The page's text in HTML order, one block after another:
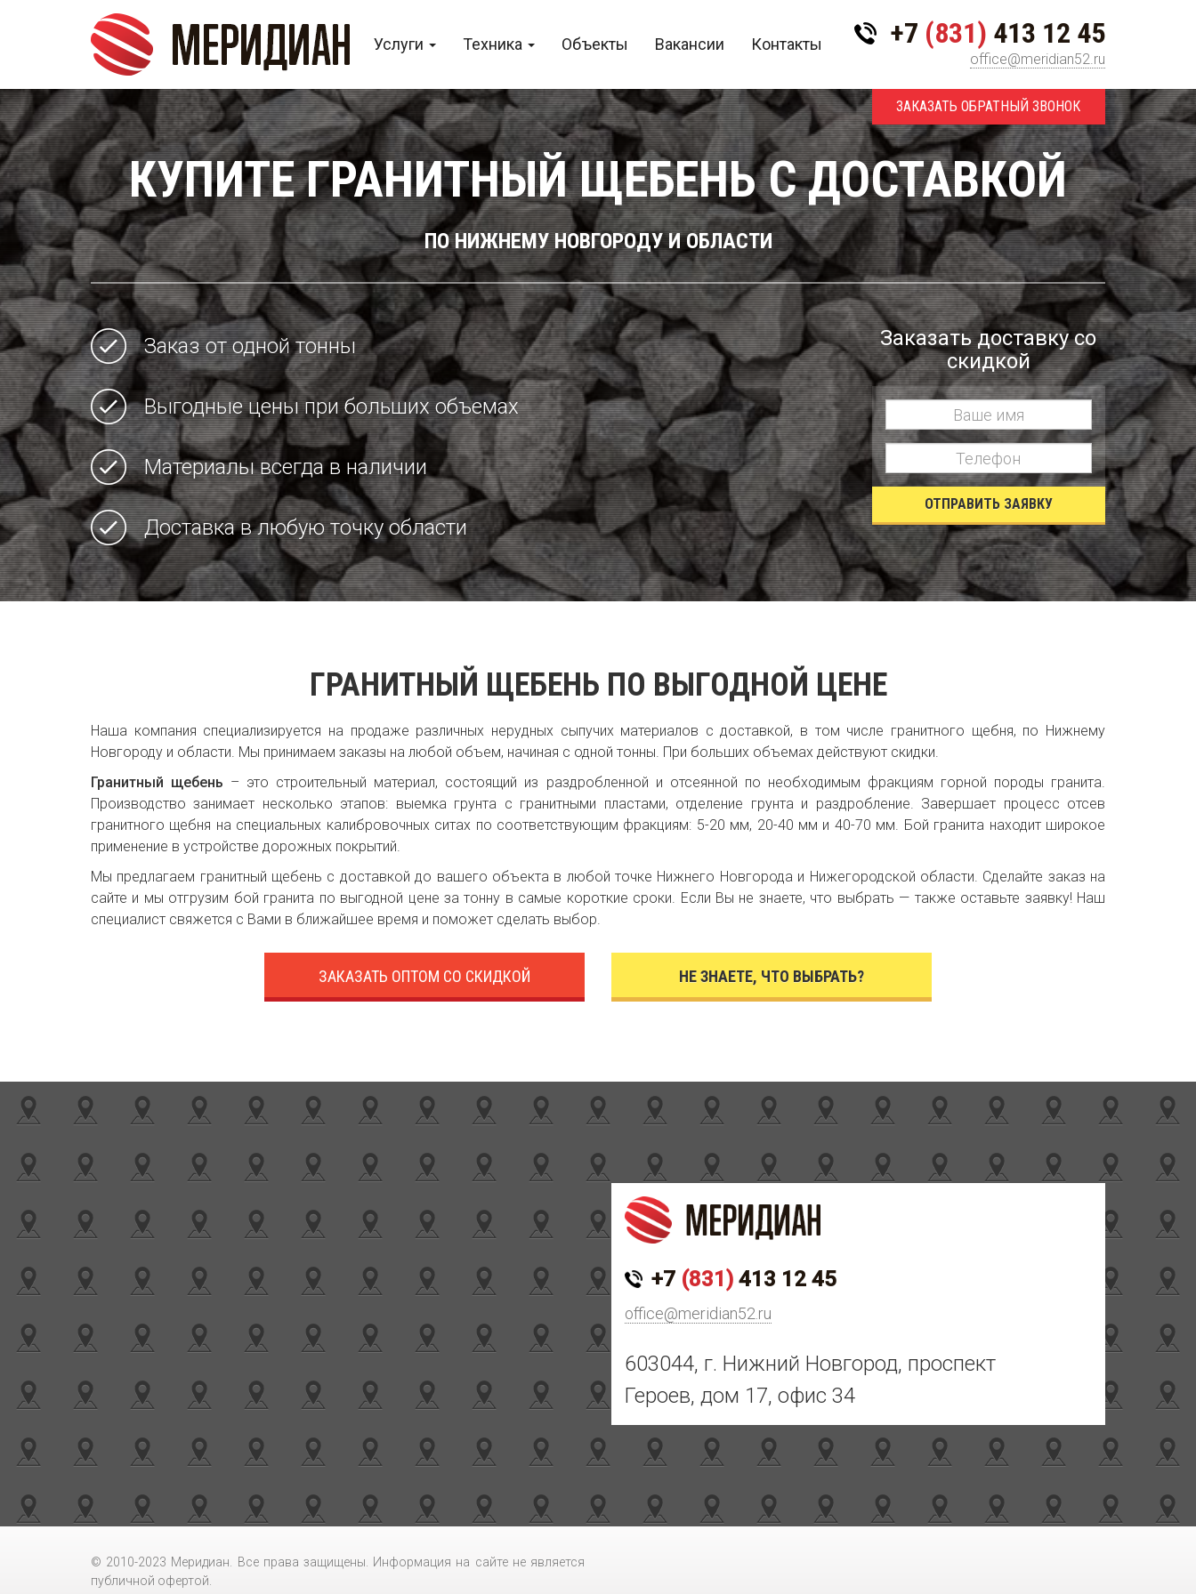
+7 (831) 413 12 45
office@meridian52.ru
Услуги Техника Объекты Вакансии Контакты
ЗАКАЗАТЬ ОБРАТНЫЙ ЗВОНОК
КУПИТЕ ГРАНИТНЫЙ ЩЕБЕНЬ С ДОСТАВКОЙ
ПО НИЖНЕМУ НОВГОРОДУ И ОБЛАСТИ
Заказ от одной тонны
Выгодные цены при больших объемах
Материалы всегда в наличии
Доставка в любую точку области
Заказать доставку со
скидкой
ОТПРАВИТЬ ЗАЯВКУ
ГРАНИТНЫЙ ЩЕБЕНЬ ПО ВЫГОДНОЙ ЦЕНЕ
Наша компания специализируется на продаже различных нерудных сыпучих материалов с доставкой, в том числе гранитного щебня, по Нижнему
Новгороду и области. Мы принимаем заказы на любой объем, начиная с одной тонны. При больших объемах действуют скидки.
Гранитный щебень – это строительный материал, состоящий из раздробленной и отсеянной по необходимым фракциям горной породы гранита.
Производство занимает несколько этапов: выемка грунта с гранитными пластами, отделение грунта и раздробление. Завершает процесс отсев
гранитного щебня на специальных калибровочных ситах по соответствующим фракциям: 5-20 мм, 20-40 мм и 40-70 мм. Бой гранита находит широкое
применение в устройстве дорожных покрытий.
Мы предлагаем гранитный щебень с доставкой до вашего объекта в любой точке Нижнего Новгорода и Нижегородской области. Сделайте заказ на
сайте и мы отгрузим бой гранита по выгодной цене за тонну в самые короткие сроки. Если Вы не знаете, что выбрать — также оставьте заявку! Наш
специалист свяжется с Вами в ближайшее время и поможет сделать выбор.
ЗАКАЗАТЬ ОПТОМ СО СКИДКОЙ НЕ ЗНАЕТЕ, ЧТО ВЫБРАТЬ?
+7 (831) 413 12 45
office@meridian52.ru
603044, г. Нижний Новгород, проспект
Героев, дом 17, офис 34
© 2010-2023 Меридиан. Все права защищены. Информация на сайте не является
публичной офертой.